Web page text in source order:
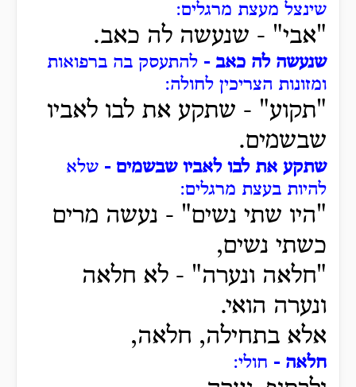
שינצל מעצת מרגלים:
"אבי" - שנעשה לה כאב.
שנעשה לה כאב - להתעסק בה ברפואות
ומזונות הצריכין לחולה:
"תקוע" - שתקע את לבו לאביו
שבשמים.
שתקע את לבו לאביו שבשמים - שלא
להיות בעצת מרגלים:
"היו שתי נשים" - נעשה מרים
כשתי נשים,
"חלאה ונערה" - לא חלאה
ונערה הואי.
אלא בתחילה, חלאה,
חלאה - חולי: